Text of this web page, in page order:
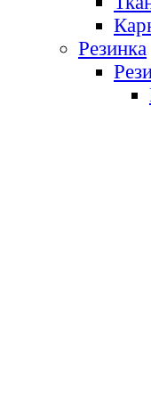
Резинка